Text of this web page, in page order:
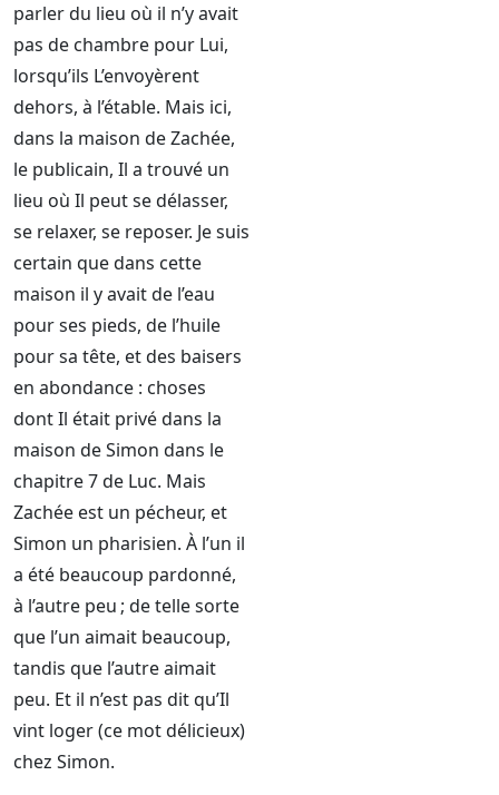
parler du lieu où il n’y avait
pas de chambre pour Lui,
lorsqu’ils L’envoyèrent
dehors, à l’étable. Mais ici,
dans la maison de Zachée,
le publicain, Il a trouvé un
lieu où Il peut se délasser,
se relaxer, se reposer. Je suis
certain que dans cette
maison il y avait de l’eau
pour ses pieds, de l’huile
pour sa tête, et des baisers
en abondance : choses
dont Il était privé dans la
maison de Simon dans le
chapitre 7 de Luc. Mais
Zachée est un pécheur, et
Simon un pharisien. À l’un il
a été beaucoup pardonné,
à l’autre peu ; de telle sorte
que l’un aimait beaucoup,
tandis que l’autre aimait
peu. Et il n’est pas dit qu’Il
vint loger (ce mot délicieux)
chez Simon.